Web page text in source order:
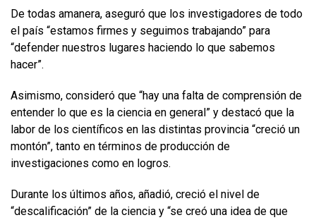
De todas amanera, aseguró que los investigadores de todo
el país “estamos firmes y seguimos trabajando” para
“defender nuestros lugares haciendo lo que sabemos
hacer”.
Asimismo, consideró que “hay una falta de comprensión de
entender lo que es la ciencia en general” y destacó que la
labor de los científicos en las distintas provincia “creció un
montón”, tanto en términos de producción de
investigaciones como en logros.
Durante los últimos años, añadió, creció el nivel de
“descalificación” de la ciencia y “se creó una idea de que